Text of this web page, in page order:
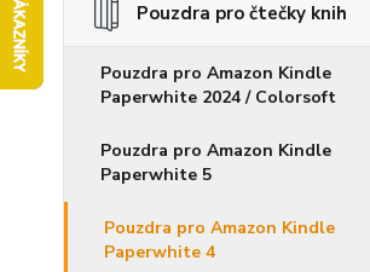
Pouzdra pro čtečky knih
Pouzdra pro Amazon Kindle
Paperwhite 2024 / Colorsoft
Pouzdra pro Amazon Kindle
Paperwhite 5
Pouzdra pro Amazon Kindle
Paperwhite 4